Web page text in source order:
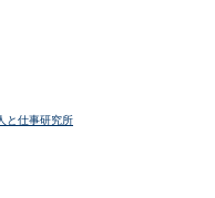
と仕事研究所